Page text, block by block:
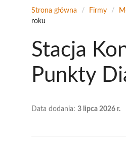
Strona główna / Firmy /
roku
Stacja
Punkty
Data dodania: 3 lipca 2026 r.